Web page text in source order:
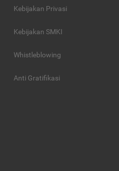
Kebijakan Privasi
Kebijakan SMKI
Whistleblowing
Anti Gratifikasi